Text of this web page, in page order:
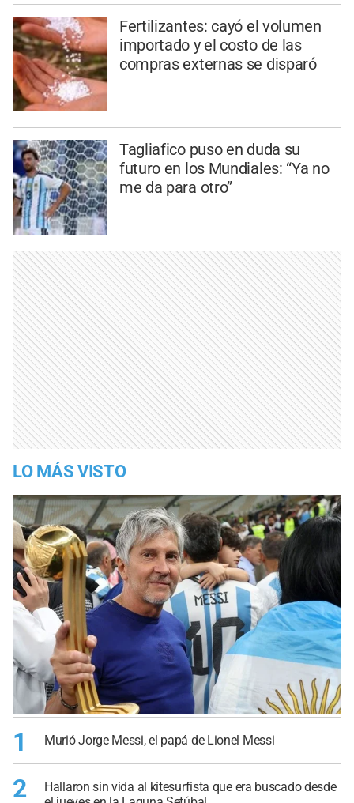
Fertilizantes: cayó el volumen
importado y el costo de las
compras externas se disparó
Tagliafico puso en duda su
futuro en los Mundiales: “Ya no
me da para otro”
LO MÁS VISTO
1 Murió Jorge Messi, el papá de Lionel Messi
2
Hallaron sin vida al kitesurfista que era buscado desde